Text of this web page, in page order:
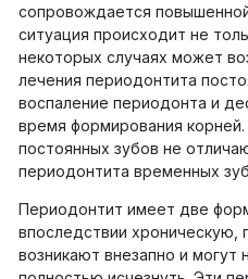
сопровождается
ситуация происходит не
некоторых случаях может
лечения периодонтита
воспаление периодонта и
время формирования
постоянных зубов не
периодонтита временных
Периодонтит имеет две
впоследствии хроническую,
возникают внезапно и могут